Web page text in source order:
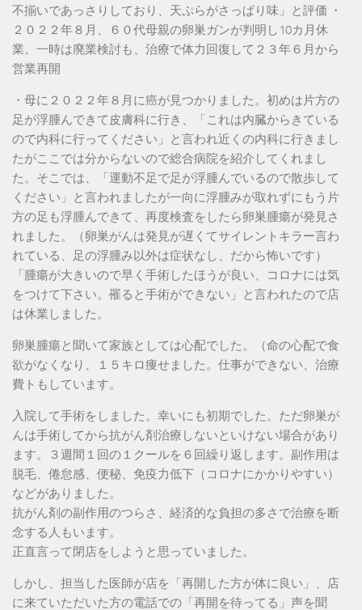
不揃いであっさりしており、天ぷらがさっぱり味」と評価 ・
２０２２年８月、６０代母親の卵巣ガンが判明し10カ月休
業。一時は廃業検討も、治療で体力回復して２３年６月から
営業再開
・母に２０２２年８月に癌が見つかりました。初めは片方の
足が浮腫んできて皮膚科に行き、「これは内臓からきている
ので内科に行ってください」と言われ近くの内科に行きまし
たがここでは分からないので総合病院を紹介してくれまし
た。そこでは、「運動不足で足が浮腫んでいるので散歩して
ください」と言われましたが一向に浮腫みが取れずにもう片
方の足も浮腫んできて、再度検査をしたら卵巣腫瘍が発見さ
れました。（卵巣がんは発見が遅くてサイレントキラー言わ
れている、足の浮腫み以外は症状なし、だから怖いです）
「腫瘍が大きいので早く手術したほうが良い、コロナには気
をつけて下さい。罹ると手術ができない」と言われたので店
は休業しました。
卵巣腫瘍と聞いて家族としては心配でした。（命の心配で食
欲がなくなり、１５キロ痩せました。仕事ができない、治療
費トもしています。
入院して手術をしました。幸いにも初期でした。ただ卵巣が
んは手術してから抗がん剤治療しないといけない場合があり
ます。３週間１回の１クールを６回繰り返します。副作用は
脱毛、倦怠感、便秘、免疫力低下（コロナにかかりやすい）
などがありました。
抗がん剤の副作用のつらさ、経済的な負担の多さで治療を断
念する人もいます。
正直言って閉店をしようと思っていました。
しかし、担当した医師が店を「再開した方が体に良い」、店
に来ていただいた方の電話での「再開を待ってる」声を聞